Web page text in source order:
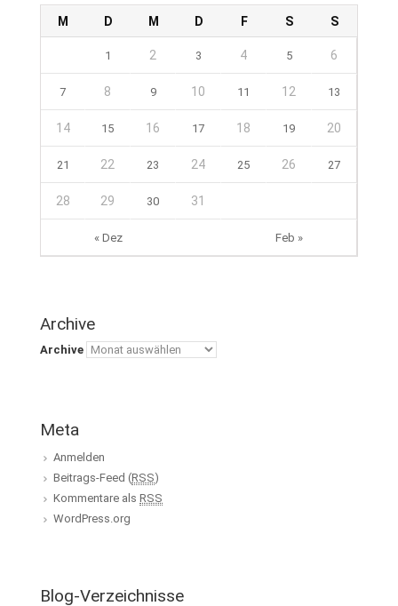
M D M D F S S
« Dez Feb »
1 2 3 4 5 6
7 8 9 10 11 12 13
14 15 16 17 18 19 20
21 22 23 24 25 26 27
28 29 30 31
Archive
Archive
Meta
Anmelden
Beitrags-Feed (RSS)
Kommentare als RSS
WordPress.org
Blog-Verzeichnisse